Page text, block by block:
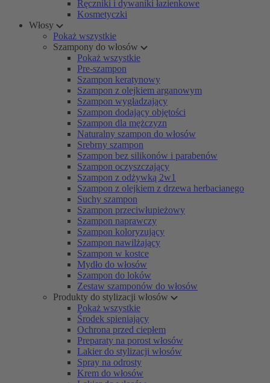
Ręczniki i dywaniki łazienkowe
Kosmetyczki
Włosy
Pokaż wszystkie
Szampony do włosów
Pokaż wszystkie
Pre-szampon
Szampon keratynowy
Szampon z olejkiem arganowym
Szampon wygładzający
Szampon dodający objętości
Szampon dla mężczyzn
Naturalny szampon do włosów
Srebrny szampon
Szampon bez silikonów i parabenów
Szampon oczyszczający
Szampon z odżywką 2w1
Szampon z olejkiem z drzewa herbacianego
Suchy szampon
Szampon przeciwłupieżowy
Szampon naprawczy
Szampon koloryzujący
Szampon nawilżający
Szampon w kostce
Mydło do włosów
Szampon do loków
Zestaw szamponów do włosów
Produkty do stylizacji włosów
Pokaż wszystkie
Środek spieniający
Ochrona przed ciepłem
Preparaty na porost włosów
Lakier do stylizacji włosów
Spray na odrosty
Krem do włosów